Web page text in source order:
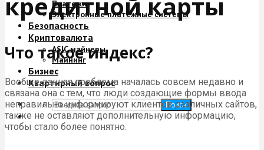
Платежи
Электронные платежные системы
Безопасность
Криптовалюта
ASIC майнеры
Майнинг
Бизнес
Квартирный вопрос
Поиск
Что такое индекс?
Вообще данная проблема началась совсем недавно и
связана она с тем, что люди создающие формы ввода
неправильно информируют клиентов различных сайтов,
также не оставляют дополнительную информацию,
чтобы стало более понятно.